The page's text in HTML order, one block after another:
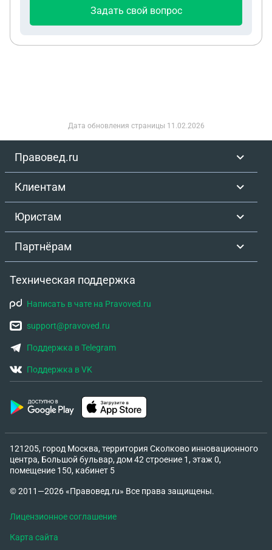
Задать свой вопрос
Дата обновления страницы 11.02.2026
Правовед.ru
Клиентам
Юристам
Партнёрам
Техническая поддержка
Написать в чате на Pravoved.ru
support@pravoved.ru
Поддержка в Telegram
Поддержка в VK
121205, город Москва, территория Сколково инновационного
центра, Большой бульвар, дом 42 строение 1, этаж 0,
помещение 150, кабинет 5
© 2011—2026 «Правовед.ru» Все права защищены.
Лицензионное соглашение
Карта сайта